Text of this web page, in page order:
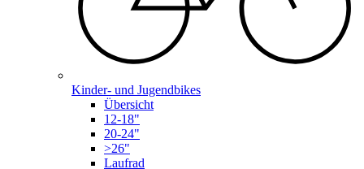
Kinder- und Jugendbikes
Übersicht
12-18"
20-24"
>26"
Laufrad